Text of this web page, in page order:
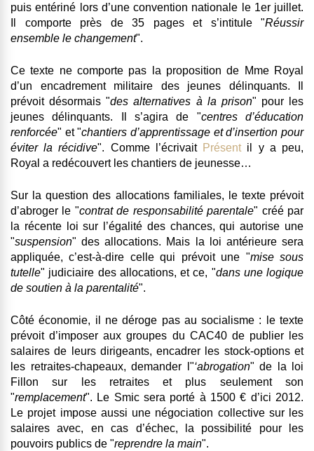
puis entériné lors d’une convention nationale le 1er juillet.
Il comporte près de 35 pages et s’intitule "Réussir
ensemble le changement".
Ce texte ne comporte pas la proposition de Mme Royal
d’un encadrement militaire des jeunes délinquants. Il
prévoit désormais "des alternatives à la prison" pour les
jeunes délinquants. Il s’agira de "centres d’éducation
renforcée" et "chantiers d’apprentissage et d’insertion pour
éviter la récidive". Comme l’écrivait Présentil y a peu,
Royal a redécouvert les chantiers de jeunesse…
Sur la question des allocations familiales, le texte prévoit
d’abroger le "contrat de responsabilité parentale" créé par
la récente loi sur l’égalité des chances, qui autorise une
"suspension" des allocations. Mais la loi antérieure sera
appliquée, c’est-à-dire celle qui prévoit une "mise sous
tutelle" judiciaire des allocations, et ce, "dans une logique
de soutien à la parentalité".
Côtééconomie, il ne déroge pas au socialisme : le texte
prévoit d’imposer aux groupes du CAC40 de publier les
salaires de leurs dirigeants, encadrer les stock-options et
les retraites-chapeaux, demander l"‘abrogation" de la loi
Fillon sur les retraites et plus seulement son
"remplacement". Le Smic sera porté à 1500 € d’ici 2012.
Le projet impose aussi une négociation collective sur les
salaires avec, en cas d’échec, la possibilité pour les
pouvoirs publics de "reprendre la main".